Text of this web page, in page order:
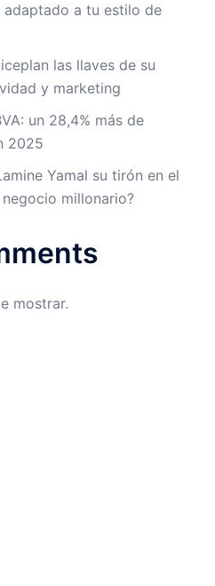
adaptado a tu estilo de
las llaves de su
y marketing
un 28,4% más de
2025
Yamal su tirón en el
millonario?
mostrar.